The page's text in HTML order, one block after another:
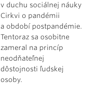
v duchu sociálnej náuky
Cirkvi o pandémii
a období postpandémie.
Tentoraz sa osobitne
zameral na princíp
neodňateľnej
dôstojnosti ľudskej
osoby.